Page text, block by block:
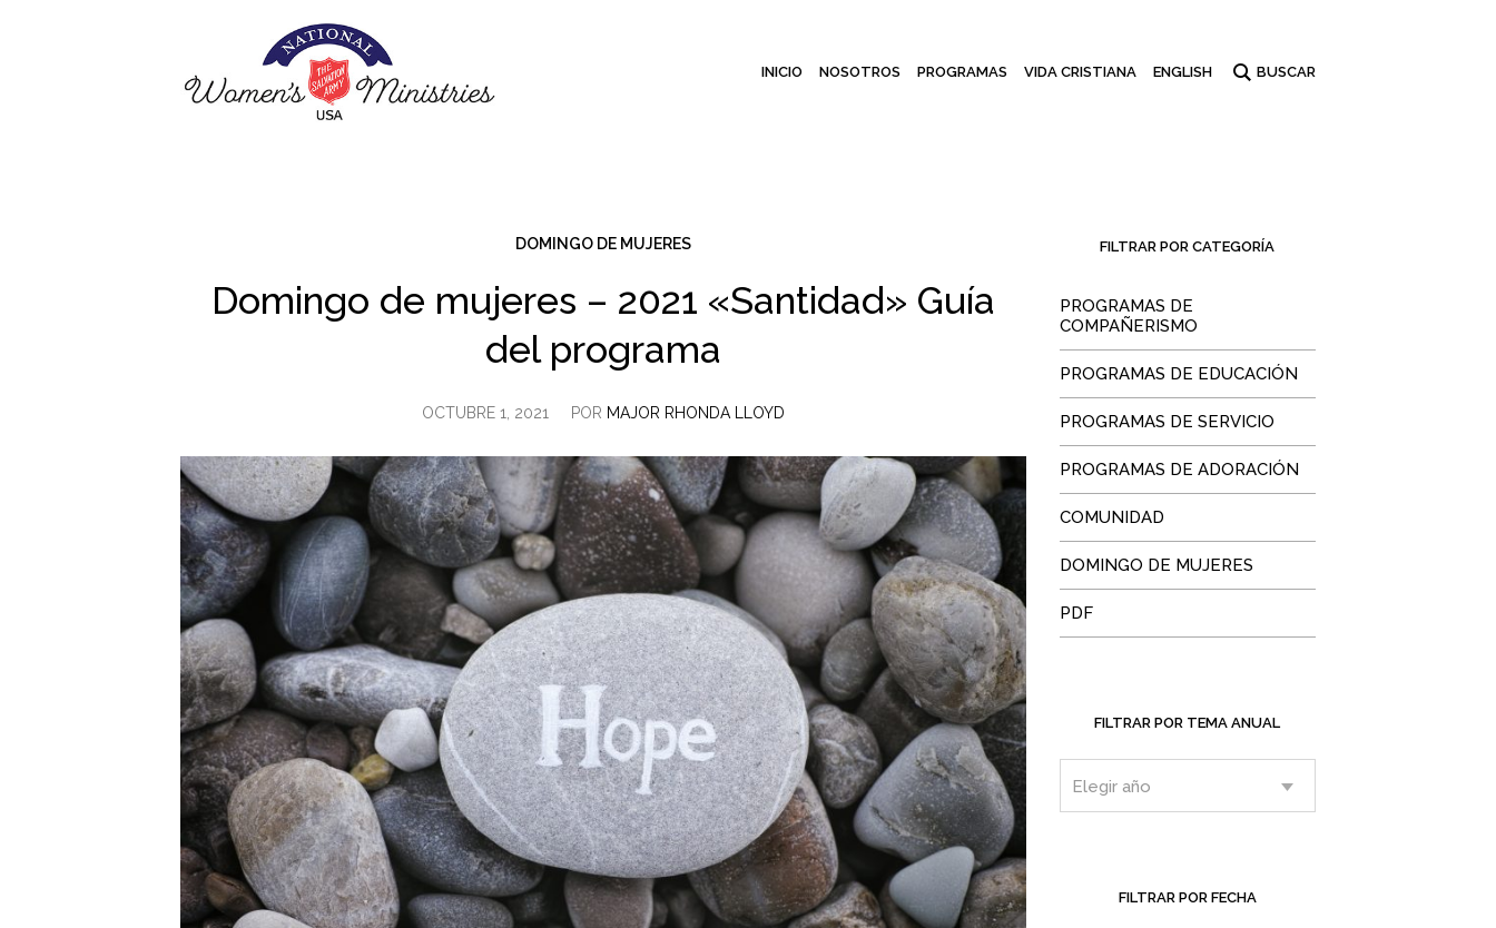
INICIO NOSOTROS PROGRAMAS VIDA CRISTIANA ENGLISH
DOMINGO DE MUJERES
Domingo de mujeres – 2021 «Santidad» Guía
del programa
OCTUBRE 1, 2021 POR MAJOR RHONDA LLOYD
FILTRAR POR CATEGORÍA
PROGRAMAS DE
COMPAÑERISMO
PROGRAMAS DE EDUCACIÓN
PROGRAMAS DE SERVICIO
PROGRAMAS DE ADORACIÓN
COMUNIDAD
DOMINGO DE MUJERES
PDF
FILTRAR POR TEMA ANUAL
FILTRAR POR FECHA